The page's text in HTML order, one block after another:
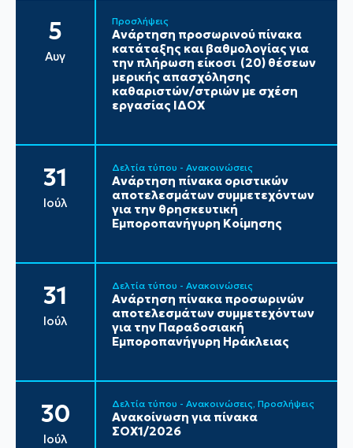
5
Αυγ
Προσλήψεις
Ανάρτηση προσωρινού πίνακα
κατάταξης και βαθμολογίας για
την πλήρωση είκοσι (20) θέσεων
μερικής απασχόλησης
καθαριστών/στριών με σχέση
εργασίας ΙΔΟΧ
31
Ιούλ
Δελτία τύπου - Ανακοινώσεις
Ανάρτηση πίνακα οριστικών
αποτελεσμάτων συμμετεχόντων
για την θρησκευτική
Εμποροπανήγυρη Κοίμησης
31
Ιούλ
Δελτία τύπου - Ανακοινώσεις
Ανάρτηση πίνακα προσωρινών
αποτελεσμάτων συμμετεχόντων
για την Παραδοσιακή
Εμποροπανήγυρη Ηράκλειας
30
Ιούλ
Δελτία τύπου - Ανακοινώσεις Προσλήψεις
Ανακοίνωση για πίνακα
ΣΟΧ1/2026